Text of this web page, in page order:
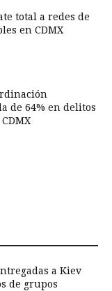
total a redes de
en CDMX
de 64% en delitos
a Kiev
de grupos